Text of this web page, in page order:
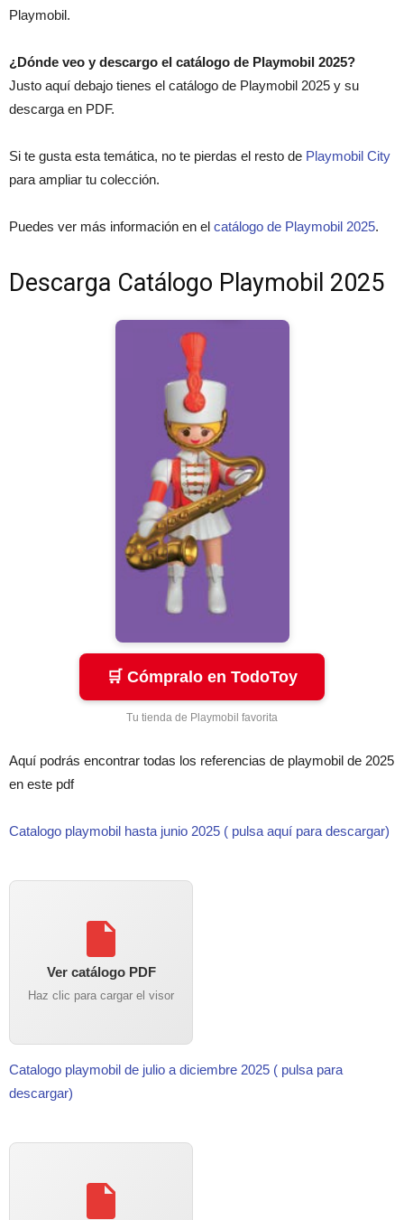
Playmobil.
¿Dónde veo y descargo el catálogo de Playmobil 2025?
Justo aquí debajo tienes el catálogo de Playmobil 2025 y su
descarga en PDF.
Si te gusta esta temática, no te pierdas el resto de Playmobil City
para ampliar tu colección.
Puedes ver más información en el catálogo de Playmobil 2025.
Descarga Catálogo Playmobil 2025
🛒 Cómpralo en TodoToy
Tu tienda de Playmobil favorita
Aquí podrás encontrar todas los referencias de playmobil de 2025
en este pdf
Catalogo playmobil hasta junio 2025 ( pulsa aquí para descargar)
Ver catálogo PDF
Haz clic para cargar el visor
Catalogo playmobil de julio a diciembre 2025 ( pulsa para
descargar)